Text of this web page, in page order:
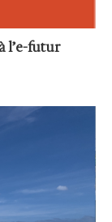
l’e-futur